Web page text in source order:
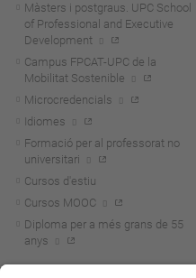
Màsters i postgraus. UPC School
of Professional and Executive
Development
Campus FPCAT-UPC de la
Mobilitat Sostenible
Microcredencials
Idiomes
Formació per al professorat no
universitari
Cursos d'estiu
Cursos MOOC
Diploma per a més grans de 55
anys